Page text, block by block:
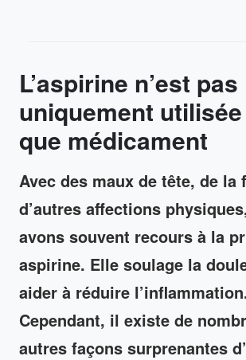
L’aspirine n’est pas
uniquement
que médicament
Avec des maux de tête, de la
d’autres affections
avons souvent recours à la
aspirine. Elle soulage la
aider à réduire
Cependant, il existe de
autres façons surprenantes